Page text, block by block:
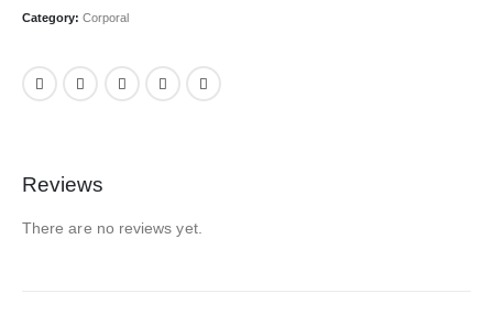
Category: Corporal
Reviews
There are no reviews yet.